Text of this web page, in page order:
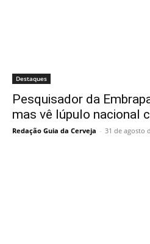
Destaques
Pesquisador da
mas vê lúpulo nacional
Redação Guia da Cerveja - 31 de agosto